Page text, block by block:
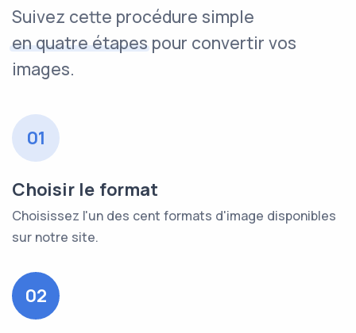
Suivez cette procédure simple
en quatre étapespour convertir vos
images.
01
Choisir le format
Choisissez l'un des cent formats d'image disponibles
sur notre site.
02